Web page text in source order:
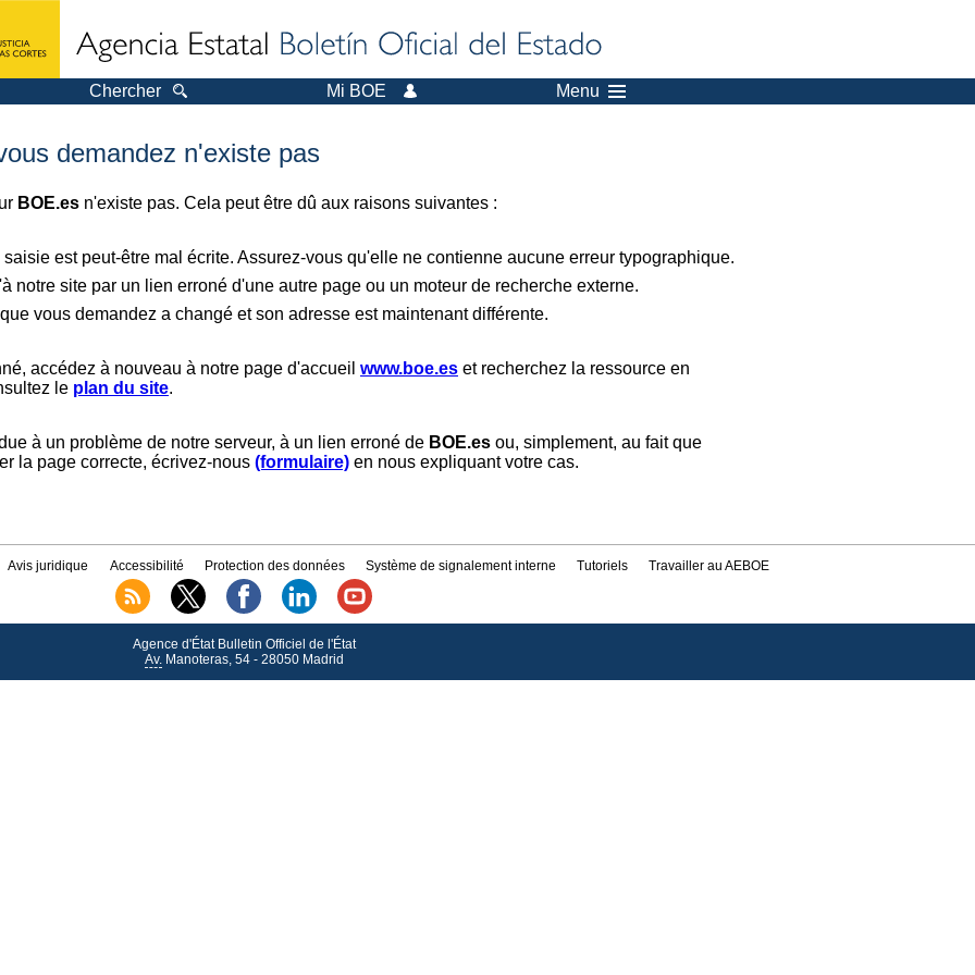
Chercher Mi BOE Menu
demandez n'existe pas
BOE.es n'existe pas. Cela peut être dû aux raisons suivantes :
est peut-être mal écrite. Assurez-vous qu'elle ne contienne aucune erreur typographique.
notre site par un lien erroné d'une autre page ou un moteur de recherche externe.
vous demandez a changé et son adresse est maintenant différente.
accédez à nouveau à notre page d'accueil www.boe.es et recherchez la ressource en
le plan du site.
à un problème de notre serveur, à un lien erroné de BOE.es ou, simplement, au fait que
la page correcte, écrivez-nous (formulaire) en nous expliquant votre cas.
Avis juridique Accessibilité Protection des données Système de signalement interne Tutoriels Travailler au AEBOE
Agence d'État Bulletin Officiel de l'État
Av.Manoteras, 54 - 28050 Madrid